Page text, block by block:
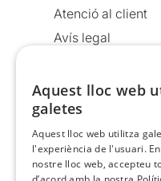
Atenció al client
Avís legal
Política de
Condicions d’ús
Comunicacions
Anuncia’t
Vull rebre la
Aquest lloc web
galetes
Aquest lloc web utilitza
l'experiència de l'usuari.
nostre lloc web, accepteu